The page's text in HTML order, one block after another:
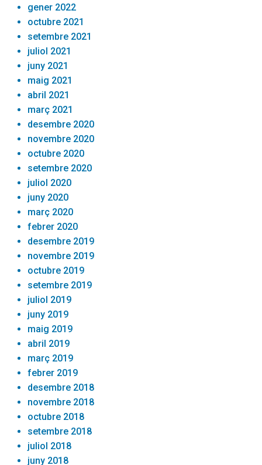
gener 2022
octubre 2021
setembre 2021
juliol 2021
juny 2021
maig 2021
abril 2021
març 2021
desembre 2020
novembre 2020
octubre 2020
setembre 2020
juliol 2020
juny 2020
març 2020
febrer 2020
desembre 2019
novembre 2019
octubre 2019
setembre 2019
juliol 2019
juny 2019
maig 2019
abril 2019
març 2019
febrer 2019
desembre 2018
novembre 2018
octubre 2018
setembre 2018
juliol 2018
juny 2018